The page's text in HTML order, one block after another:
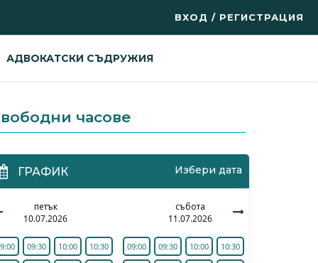
ВХОД / РЕГИСТРАЦИЯ
АДВОКАТСКИ СЪДРУЖИЯ
часове
ГРАФИК Избери дата
петък
10.07.2026
09:30 10:00 10:30
събота
11.07.2026
09:00 09:30 10:00 10:30